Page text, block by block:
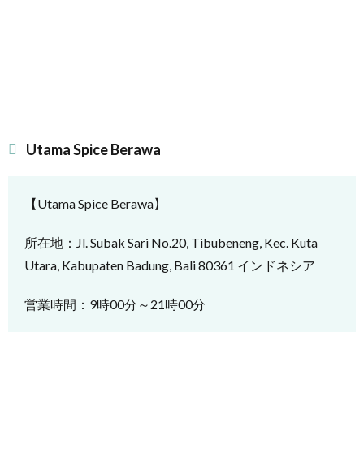
Utama Spice Berawa
【Utama Spice Berawa】
所在地：Jl. Subak Sari No.20, Tibubeneng, Kec. Kuta
Utara, Kabupaten Badung, Bali 80361 インドネシア
営業時間：9時00分～21時00分